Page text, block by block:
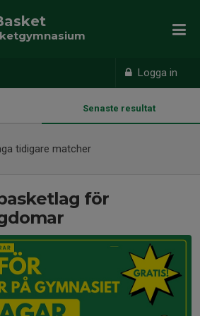
Logga in
Senaste resultat
tidigare matcher
för